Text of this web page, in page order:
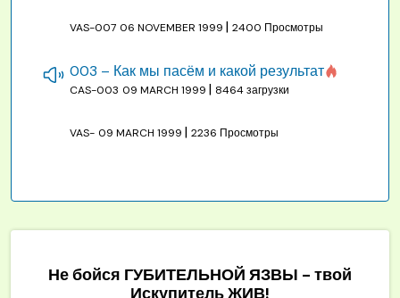
VAS-007 06 NOVEMBER 1999 | 2400 Просмотры
003 – Как мы пасём и какой результат
CAS-003 09 MARCH 1999 | 8464 загрузки
VAS- 09 MARCH 1999 | 2236 Просмотры
Не бойся ГУБИТЕЛЬНОЙ ЯЗВЫ - твой
Искупитель ЖИВ!